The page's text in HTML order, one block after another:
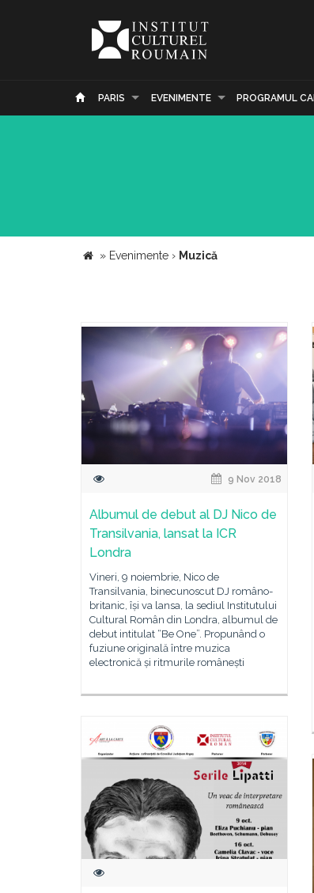
PARIS EVENIMENTE PROGRAMUL
» Evenimente › Muzică
9 Nov 2018
Albumul de debut al DJ Nico de
Transilvania, lansat la ICR
Londra
Vineri, 9 noiembrie, Nico de
Transilvania, binecunoscut DJ româno-
britanic, își va lansa, la sediul Institutului
Cultural Român din Londra, albumul de
debut intitulat “Be One”. Propunând o
fuziune originală între muzica
electronică și ritmurile românești